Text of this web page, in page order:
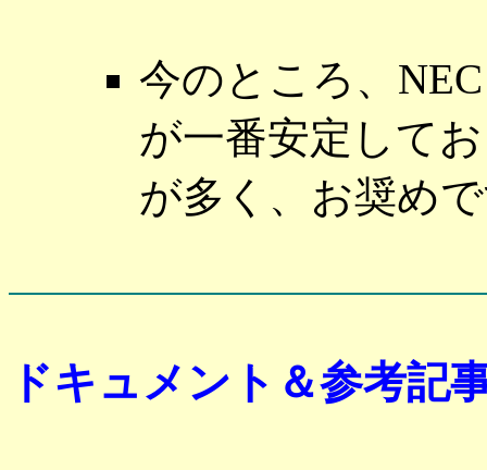
今のところ、
が一番安定して
が多く、お奨め
ドキュメント＆参考記